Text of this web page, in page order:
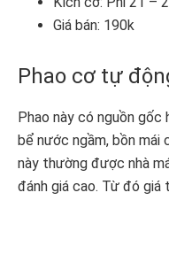
Giá bán: 190k
Phao cơ tự
Phao này có nguồn gốc
bể nước ngầm, bồn mái
này thường được nhà
đánh giá cao. Từ đó giá